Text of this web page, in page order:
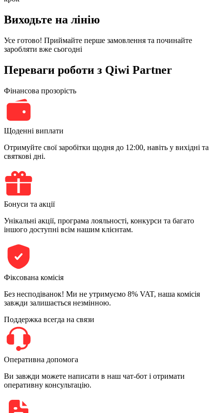
Виходьте на лінію
Усе готово! Приймайте перше замовлення та починайте
заробляти вже сьогодні
Переваги роботи з Qiwi Partner
Фінансова прозорість
Щоденні виплати
Отримуйте свої заробітки щодня до 12:00, навіть у вихідні та
святкові дні.
Бонуси та акції
Унікальні акції, програма лояльності, конкурси та багато
іншого доступні всім нашим клієнтам.
Фіксована комісія
Без несподіванок! Ми не утримуємо 8% VAT, наша комісія
завжди залишається незмінною.
Поддержка всегда на связи
Оперативна допомога
Ви завжди можете написати в наш чат-бот і отримати
оперативну консультацію.